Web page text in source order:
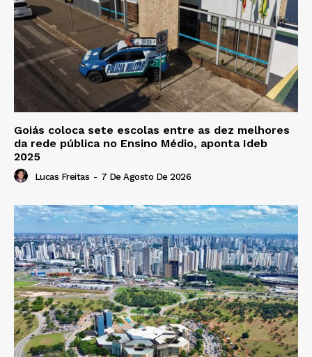
Goiás coloca sete escolas entre as dez melhores
da rede pública no Ensino Médio, aponta Ideb
2025
Lucas Freitas - 7 De Agosto De 2026